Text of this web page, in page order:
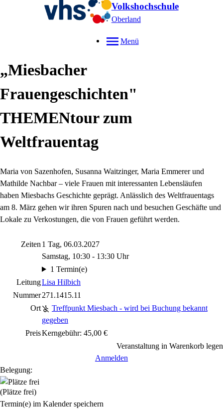
Volkshochschule
Oberland
Menü
„Miesbacher
Frauengeschichten"
THEMENtour zum
Weltfrauentag
Maria von Sazenhofen, Susanna Waitzinger, Maria Emmerer und
Mathilde Nachbar – viele Frauen mit interessanten Lebensläufen
haben Miesbachs Geschichte geprägt. Anlässlich des Weltfrauentags
am 8. März gehen wir ihren Spuren nach und besuchen Geschäfte und
Lokale zu Verkostungen, die von Frauen geführt werden.
Zeiten 1 Tag, 06.03.2027
Samstag, 10:30 - 13:30 Uhr
1 Termin(e)
LeitungLisa Hilbich
Nummer271.1415.11
Ort
Treffpunkt Miesbach - wird bei Buchung bekannt
gegeben
PreisKerngebühr: 45,00 €
Veranstaltung in Warenkorb legen
Anmelden
Belegung:
(Plätze frei)
Termin(e) im Kalender speichern